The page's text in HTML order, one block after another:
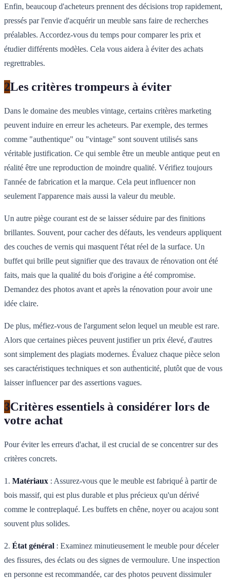
Enfin, beaucoup d'acheteurs prennent des décisions trop rapidement,
pressés par l'envie d'acquérir un meuble sans faire de recherches
préalables. Accordez-vous du temps pour comparer les prix et
étudier différents modèles. Cela vous aidera à éviter des achats
regrettrables.
2Les critères trompeurs à éviter
Dans le domaine des meubles vintage, certains critères marketing
peuvent induire en erreur les acheteurs. Par exemple, des termes
comme "authentique" ou "vintage" sont souvent utilisés sans
véritable justification. Ce qui semble être un meuble antique peut en
réalité être une reproduction de moindre qualité. Vérifiez toujours
l'année de fabrication et la marque. Cela peut influencer non
seulement l'apparence mais aussi la valeur du meuble.
Un autre piège courant est de se laisser séduire par des finitions
brillantes. Souvent, pour cacher des défauts, les vendeurs appliquent
des couches de vernis qui masquent l'état réel de la surface. Un
buffet qui brille peut signifier que des travaux de rénovation ont été
faits, mais que la qualité du bois d'origine a été compromise.
Demandez des photos avant et après la rénovation pour avoir une
idée claire.
De plus, méfiez-vous de l'argument selon lequel un meuble est rare.
Alors que certaines pièces peuvent justifier un prix élevé, d'autres
sont simplement des plagiats modernes. Évaluez chaque pièce selon
ses caractéristiques techniques et son authenticité, plutôt que de vous
laisser influencer par des assertions vagues.
3Critères essentiels à considérer lors de
votre achat
Pour éviter les erreurs d'achat, il est crucial de se concentrer sur des
critères concrets.
1. Matériaux : Assurez-vous que le meuble est fabriqué à partir de
bois massif, qui est plus durable et plus précieux qu'un dérivé
comme le contreplaqué. Les buffets en chêne, noyer ou acajou sont
souvent plus solides.
2. État général : Examinez minutieusement le meuble pour déceler
des fissures, des éclats ou des signes de vermoulure. Une inspection
en personne est recommandée, car des photos peuvent dissimuler